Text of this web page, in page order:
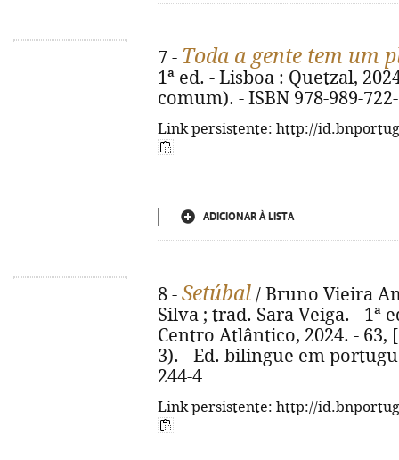
7 - Toda a gente tem um
1ª ed. - Lisboa : Quetzal,
comum). - ISBN 978-989-
Link persistente: http://
ADICIONAR À LISTA
8 - Setúbal / Bruno Vieira
Silva ; trad. Sara Veiga. - 1ª
Centro Atlântico, 2024. - 63,
3). - Ed. bilingue em
244-4
Link persistente: http://